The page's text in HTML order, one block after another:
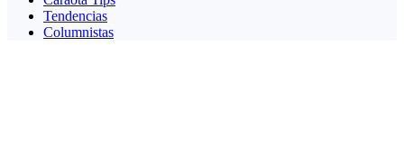
Tendencias
Columnistas